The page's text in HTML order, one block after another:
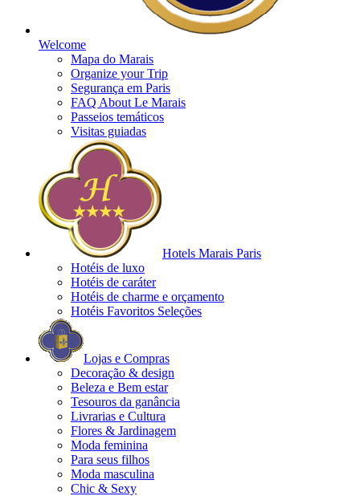
Welcome
Mapa do Marais
Organize your Trip
Segurança em Paris
FAQ About Le Marais
Passeios temáticos
Visitas guiadas
Hotels Marais Paris
Hotéis de luxo
Hotéis de caráter
Hotéis de charme e orçamento
Hotéis Favoritos Seleções
Lojas e Compras
Decoração & design
Beleza e Bem estar
Tesouros da ganância
Livrarias e Cultura
Flores & Jardinagem
Moda feminina
Para seus filhos
Moda masculina
Chic & Sexy